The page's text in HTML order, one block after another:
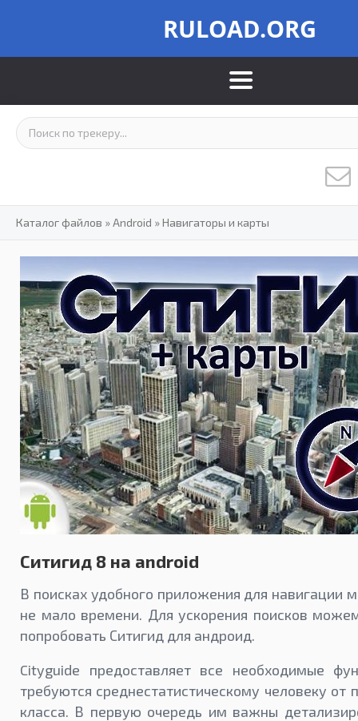
RULOAD.ORG
Каталог файлов »Android »Навигаторы и карты
Ситигид 8 на android
В поисках удобного приложения для навигации
не мало времени. Для ускорения поисков
попробовать Ситигид для андроид.
Cityguide предоставляет все необходимые
требуются среднестатистическому человеку от
класса. В первую очередь им важны